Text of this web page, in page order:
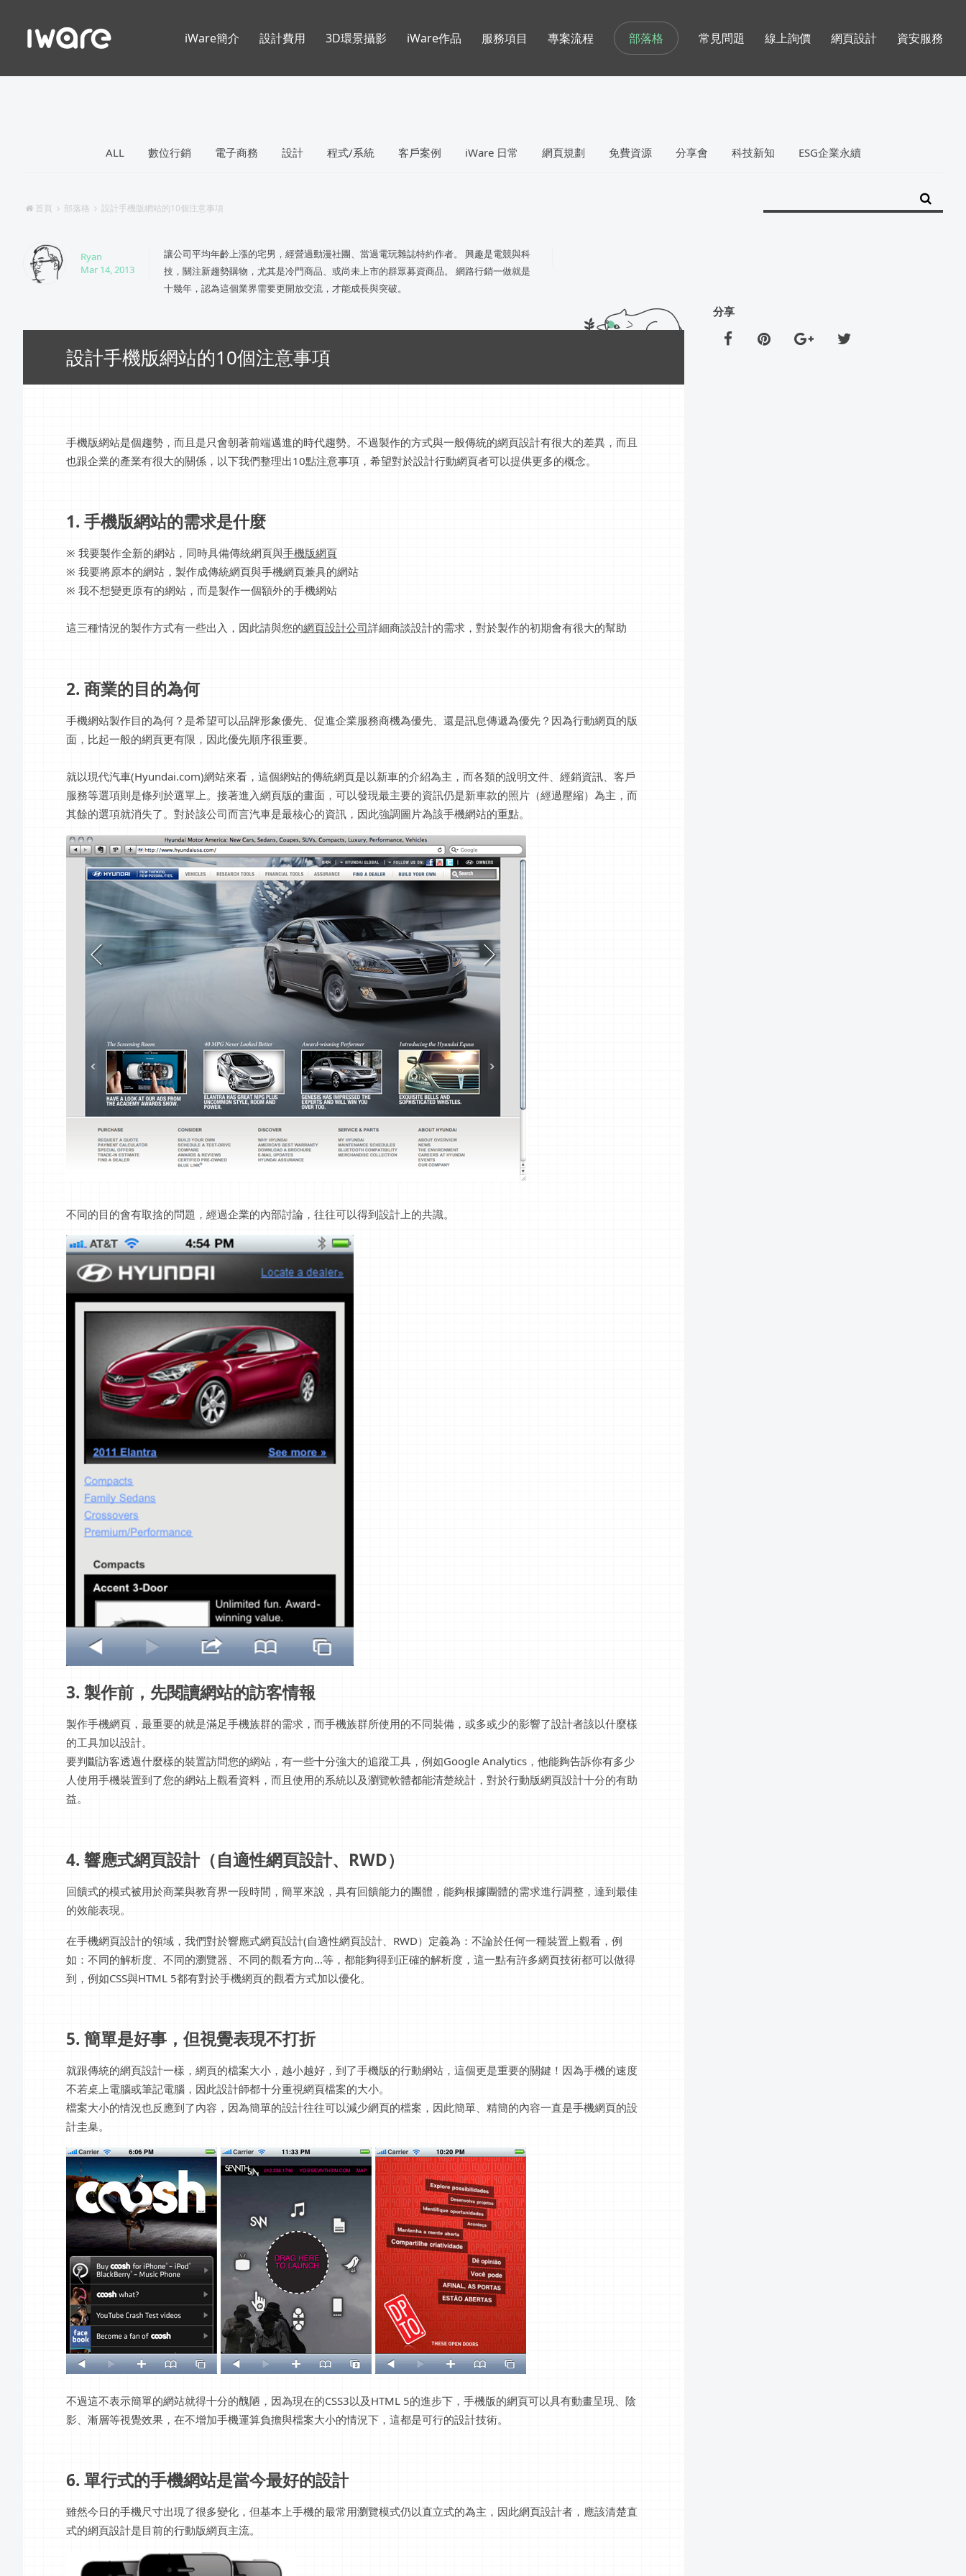
部落格
ALL 數位行銷 電子商務 設計 程式/系統 客戶案例 iWare 日常 網頁規劃 免費資源 分享會 科技新知 ESG企業永續
首頁 部落格 設計手機版網站的10個注意事項
Ryan
Mar 14, 2013
讓公司平均年齡上漲的宅男，經營過動漫社團、當過電玩雜誌特約作者。 興趣是電競與科
技，關注新趨勢購物，尤其是冷門商品、或尚未上市的群眾募資商品。 網路行銷一做就是
十幾年，認為這個業界需要更開放交流，才能成長與突破。
設計手機版網站的10個注意事項
手機版網站是個趨勢，而且是只會朝著前端邁進的時代趨勢。不過製作的方式與一般傳統的網頁設計有很大的差異，而且
也跟企業的產業有很大的關係，以下我們整理出10點注意事項，希望對於設計行動網頁者可以提供更多的概念。
1. 手機版網站的需求是什麼
※ 我要製作全新的網站，同時具備傳統網頁與手機版網頁
※ 我要將原本的網站，製作成傳統網頁與手機網頁兼具的網站
※ 我不想變更原有的網站，而是製作一個額外的手機網站
這三種情況的製作方式有一些出入，因此請與您的網頁設計公司詳細商談設計的需求，對於製作的初期會有很大的幫助
2. 商業的目的為何
手機網站製作目的為何？是希望可以品牌形象優先、促進企業服務商機為優先、還是訊息傳遞為優先？因為行動網頁的版
面，比起一般的網頁更有限，因此優先順序很重要。
就以現代汽車(Hyundai.com)網站來看，這個網站的傳統網頁是以新車的介紹為主，而各類的說明文件、經銷資訊、客戶
服務等選項則是條列於選單上。接著進入網頁版的畫面，可以發現最主要的資訊仍是新車款的照片（經過壓縮）為主，而
其餘的選項就消失了。對於該公司而言汽車是最核心的資訊，因此強調圖片為該手機網站的重點。
不同的目的會有取捨的問題，經過企業的內部討論，往往可以得到設計上的共識。
3. 製作前，先閱讀網站的訪客情報
製作手機網頁，最重要的就是滿足手機族群的需求，而手機族群所使用的不同裝備，或多或少的影響了設計者該以什麼樣
的工具加以設計。
要判斷訪客透過什麼樣的裝置訪問您的網站，有一些十分強大的追蹤工具，例如Google Analytics，他能夠告訴你有多少
人使用手機裝置到了您的網站上觀看資料，而且使用的系統以及瀏覽軟體都能清楚統計，對於行動版網頁設計十分的有助
益。
4. 響應式網頁設計（自適性網頁設計、RWD）
回饋式的模式被用於商業與教育界一段時間，簡單來說，具有回饋能力的團體，能夠根據團體的需求進行調整，達到最佳
的效能表現。
在手機網頁設計的領域，我們對於響應式網頁設計(自適性網頁設計、RWD）定義為：不論於任何一種裝置上觀看，例
如：不同的解析度、不同的瀏覽器、不同的觀看方向...等，都能夠得到正確的解析度，這一點有許多網頁技術都可以做得
到，例如CSS與HTML 5都有對於手機網頁的觀看方式加以優化。
5. 簡單是好事，但視覺表現不打折
就跟傳統的網頁設計一樣，網頁的檔案大小，越小越好，到了手機版的行動網站，這個更是重要的關鍵！因為手機的速度
不若桌上電腦或筆記電腦，因此設計師都十分重視網頁檔案的大小。
檔案大小的情況也反應到了內容，因為簡單的設計往往可以減少網頁的檔案，因此簡單、精簡的內容一直是手機網頁的設
計圭臬。
不過這不表示簡單的網站就得十分的醜陋，因為現在的CSS3以及HTML 5的進步下，手機版的網頁可以具有動畫呈現、陰
影、漸層等視覺效果，在不增加手機運算負擔與檔案大小的情況下，這都是可行的設計技術。
6. 單行式的手機網站是當今最好的設計
雖然今日的手機尺寸出現了很多變化，但基本上手機的最常用瀏覽模式仍以直立式的為主，因此網頁設計者，應該清楚直
式的網頁設計是目前的行動版網頁主流。
分享